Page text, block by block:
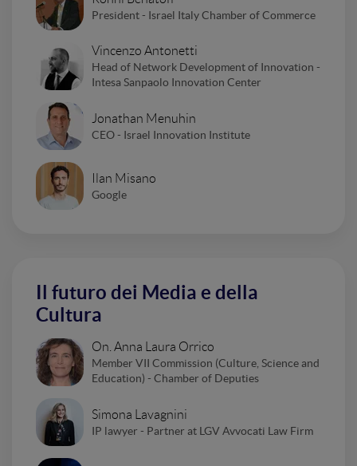
President - Israel Italy Chamber of Commerce
Vincenzo Antonetti
Head of Network Development of Innovation -
Intesa Sanpaolo Innovation Center
Jonathan Menuhin
CEO - Israel Innovation Institute
Ilan Misano
Google
Il futuro dei Media e della
Cultura
On. Anna Laura Orrico
Member VII Commission (Culture, Science and
Education) - Chamber of Deputies
Simona Lavagnini
IP lawyer - Partner at LGV Avvocati Law Firm